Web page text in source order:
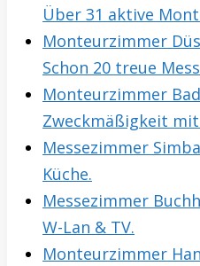
Über 31 aktive
Monteurzimmer
Schon 20 treue
Monteurzimmer
Zweckmäßigkeit
Messezimmer
Küche.
Messezimmer
W-Lan & TV.
Monteurzimmer